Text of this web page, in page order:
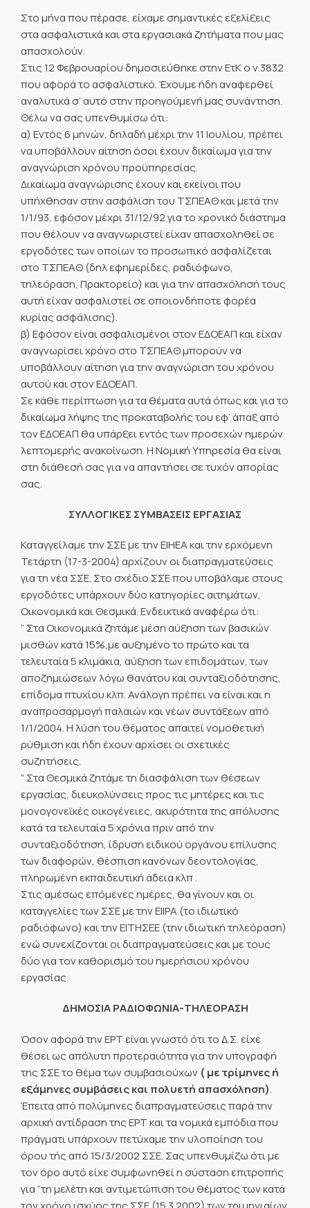
Στο μήνα που πέρασε, είχαμε σημαντικές εξελίξεις
στα ασφαλιστικά και στα εργασιακά ζητήματα που μας
απασχολούν.
Στις 12 Φεβρουαρίου δημοσιεύθηκε στην ΕτΚ ο ν.3832
που αφορά το ασφαλιστικό. Έχουμε ήδη αναφερθεί
αναλυτικά σ’ αυτό στην προηγούμενή μας συνάντηση.
Θέλω να σας υπενθυμίσω ότι:
α) Εντός 6 μηνών, δηλαδή μέχρι την 11 Ιουλίου, πρέπει
να υποβάλλουν αίτηση όσοι έχουν δικαίωμα για την
αναγνώριση χρόνου προϋπηρεσίας.
Δικαίωμα αναγνώρισης έχουν και εκείνοι που
υπήχθησαν στην ασφάλιση του ΤΣΠΕΑΘ και μετά την
1/1/93, εφόσον μέχρι 31/12/92 για το χρονικό διάστημα
που θέλουν να αναγνωριστεί είχαν απασχοληθεί σε
εργοδότες των οποίων το προσωπικό ασφαλίζεται
στο ΤΣΠΕΑΘ (δηλ εφημερίδες, ραδιόφωνο,
τηλεόραση, Πρακτορείο) και για την απασχόλησή τους
αυτή είχαν ασφαλιστεί σε οποιονδήποτε φορέα
κυρίας ασφάλισης).
β) Εφόσον είναι ασφαλισμένοι στον ΕΔΟΕΑΠ και είχαν
αναγνωρίσει χρόνο στο ΤΣΠΕΑΘ μπορούν να
υποβάλλουν αίτηση για την αναγνώριση του χρόνου
αυτού και στον ΕΔΟΕΑΠ.
Σε κάθε περίπτωση για τα θέματα αυτά όπως και για το
δικαίωμα λήψης της προκαταβολής του εφ’ άπαξ από
τον ΕΔΟΕΑΠ θα υπάρξει εντός των προσεχών ημερών
λεπτομερής ανακοίνωση. Η Νομική Υπηρεσία θα είναι
στη διάθεσή σας για να απαντήσει σε τυχόν απορίας
σας.
ΣΥΛΛΟΓΙΚΕΣ ΣΥΜΒΑΣΕΙΣ ΕΡΓΑΣΙΑΣ
Καταγγείλαμε την ΣΣΕ με την ΕΙΗΕΑ και την ερχόμενη
Τετάρτη (17-3-2004) αρχίζουν οι διαπραγματεύσεις
για τη νέα ΣΣΕ. Στο σχέδιο ΣΣΕ που υποβάλαμε στους
εργοδότες υπάρχουν δύο κατηγορίες αιτημάτων,
Οικονομικά και Θεσμικά. Ενδεικτικά αναφέρω ότι:
” Στα Οικονομικά ζητάμε μέση αύξηση των βασικών
μισθών κατά 15%,με αυξημένο το πρώτο και τα
τελευταία 5 κλιμάκια, αύξηση των επιδομάτων, των
αποζημιώσεων λόγω θανάτου και συνταξιοδότησης,
επίδομα πτυχίου κλπ. Ανάλογη πρέπει να είναι και η
αναπροσαρμογή παλαιών και νέων συντάξεων από
1/1/2004. Η λύση του θέματος απαιτεί νομοθετική
ρύθμιση και ήδη έχουν αρχίσει οι σχετικές
συζητήσεις.
” Στα Θεσμικά ζητάμε τη διασφάλιση των θέσεων
εργασίας, διευκολύνσεις προς τις μητέρες και τις
μονογονεϊκές οικογένειες, ακυρότητα της απόλυσης
κατά τα τελευταία 5 χρόνια πριν από την
συνταξιοδότηση, ίδρυση ειδικού οργάνου επίλυσης
των διαφορών, θέσπιση κανόνων δεοντολογίας,
πληρωμένη εκπαιδευτική άδεια κλπ .
Στις αμέσως επόμενες ημέρες, θα γίνουν και οι
καταγγελίες των ΣΣΕ με την ΕΙΙΡΑ (το ιδιωτικό
ραδιόφωνο) και την ΕΙΤΗΣΕΕ (την ιδιωτική τηλεόραση)
ενώ συνεχίζονται οι διαπραγματεύσεις και με τους
δύο για τον καθορισμό του ημερήσιου χρόνου
εργασίας.
ΔΗΜΟΣΙΑ ΡΑΔΙΟΦΩΝΙΑ-ΤΗΛΕΟΡΑΣΗ
Όσον αφορά την ΕΡΤ είναι γνωστό ότι το Δ.Σ. είχε
θέσει ως απόλυτη προτεραιότητα για την υπογραφή
της ΣΣΕ το θέμα των συμβασιούχων ( με τρίμηνες ή
εξάμηνες συμβάσεις και πολυετή απασχόληση).
Έπειτα από πολύμηνες διαπραγματεύσεις παρά την
αρχική αντίδραση της ΕΡΤ και τα νομικά εμπόδια που
πράγματι υπάρχουν πετύχαμε την υλοποίηση του
όρου τής από 15/3/2002 ΣΣΕ. Σας υπενθυμίζω ότι με
τον όρο αυτό είχε συμφωνηθεί η σύσταση επιτροπής
για “τη μελέτη και αντιμετώπιση του θέματος των κατά